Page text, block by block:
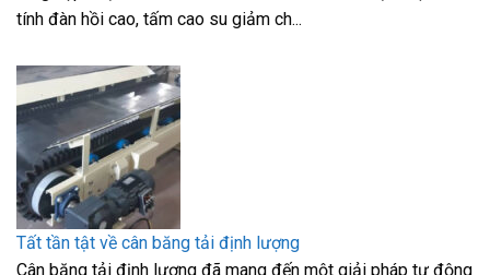
tính đàn hồi cao, tấm cao su giảm ch...
Tất tần tật về cân băng tải định lượng
Cân băng tải định lượng đã mang đến một giải pháp tự động